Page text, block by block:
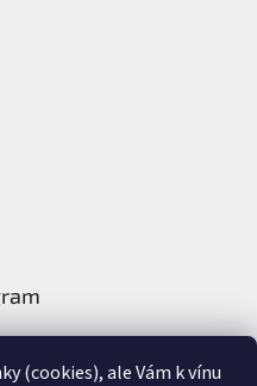
(cookies), ale Vám k vínu